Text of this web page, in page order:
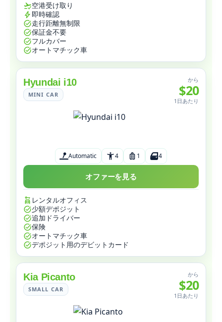
空港受け取り
即時確認
走行距離無制限
保証金不要
フルカバー
オートマチック車
Hyundai i10
MINI CAR
から
$20
1日あたり
Automatic 4 1 4
オファーを見る
レンタルオフィス
少額デポジット
追加ドライバー
保険
オートマチック車
デポジット用のデビットカード
Kia Picanto
SMALL CAR
から
$20
1日あたり